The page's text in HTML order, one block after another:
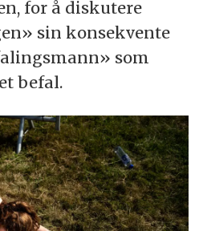
for å diskutere
sin konsekvente
som
befal.